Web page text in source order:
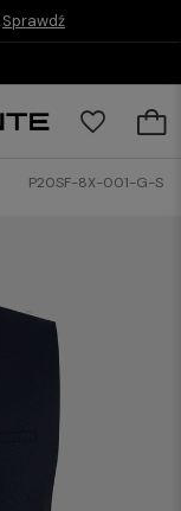
Sprawdź
P20SF-8X-001-G-S